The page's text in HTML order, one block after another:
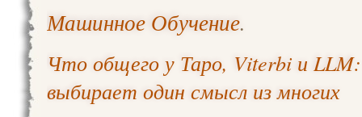
Машинное Обучение.
Что общего у Таро, Viterbi и
выбирает один смысл из многих